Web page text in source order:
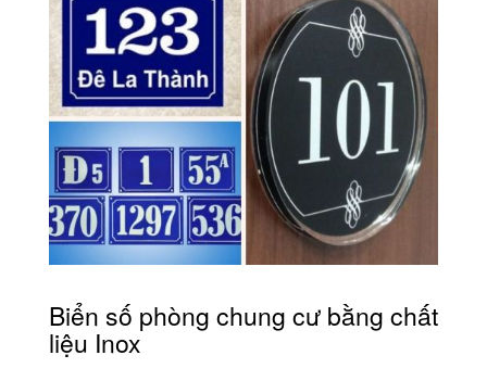
Biển số phòng chung cư bằng chất
liệu Inox